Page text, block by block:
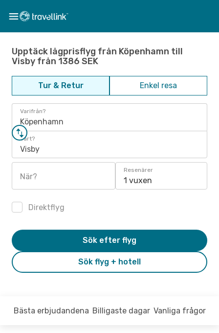
Upptäck lågprisflyg från Köpenhamn till
Visby från 1386 SEK
Tur & Retur Enkel resa
Varifrån?
Köpenhamn
Vart?
Visby
När?
Resenärer
1 vuxen
Direktflyg
Sök flyg + hotell
Sök efter flyg
Bästa erbjudandena Billigaste dagar Vanliga frågor